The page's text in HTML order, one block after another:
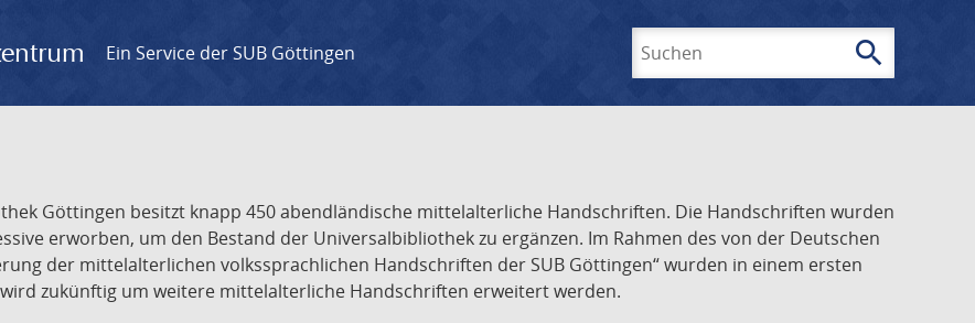
Ein Service der SUB Göttingen search
Göttingen besitzt knapp 450 abendländische mittelalterliche Handschriften. Die Handschriften wurden
erworben, um den Bestand der Universalbibliothek zu ergänzen. Im Rahmen des von der Deutschen
der mittelalterlichen volkssprachlichen Handschriften der SUB Göttingen“ wurden in einem ersten
zukünftig um weitere mittelalterliche Handschriften erweitert werden.